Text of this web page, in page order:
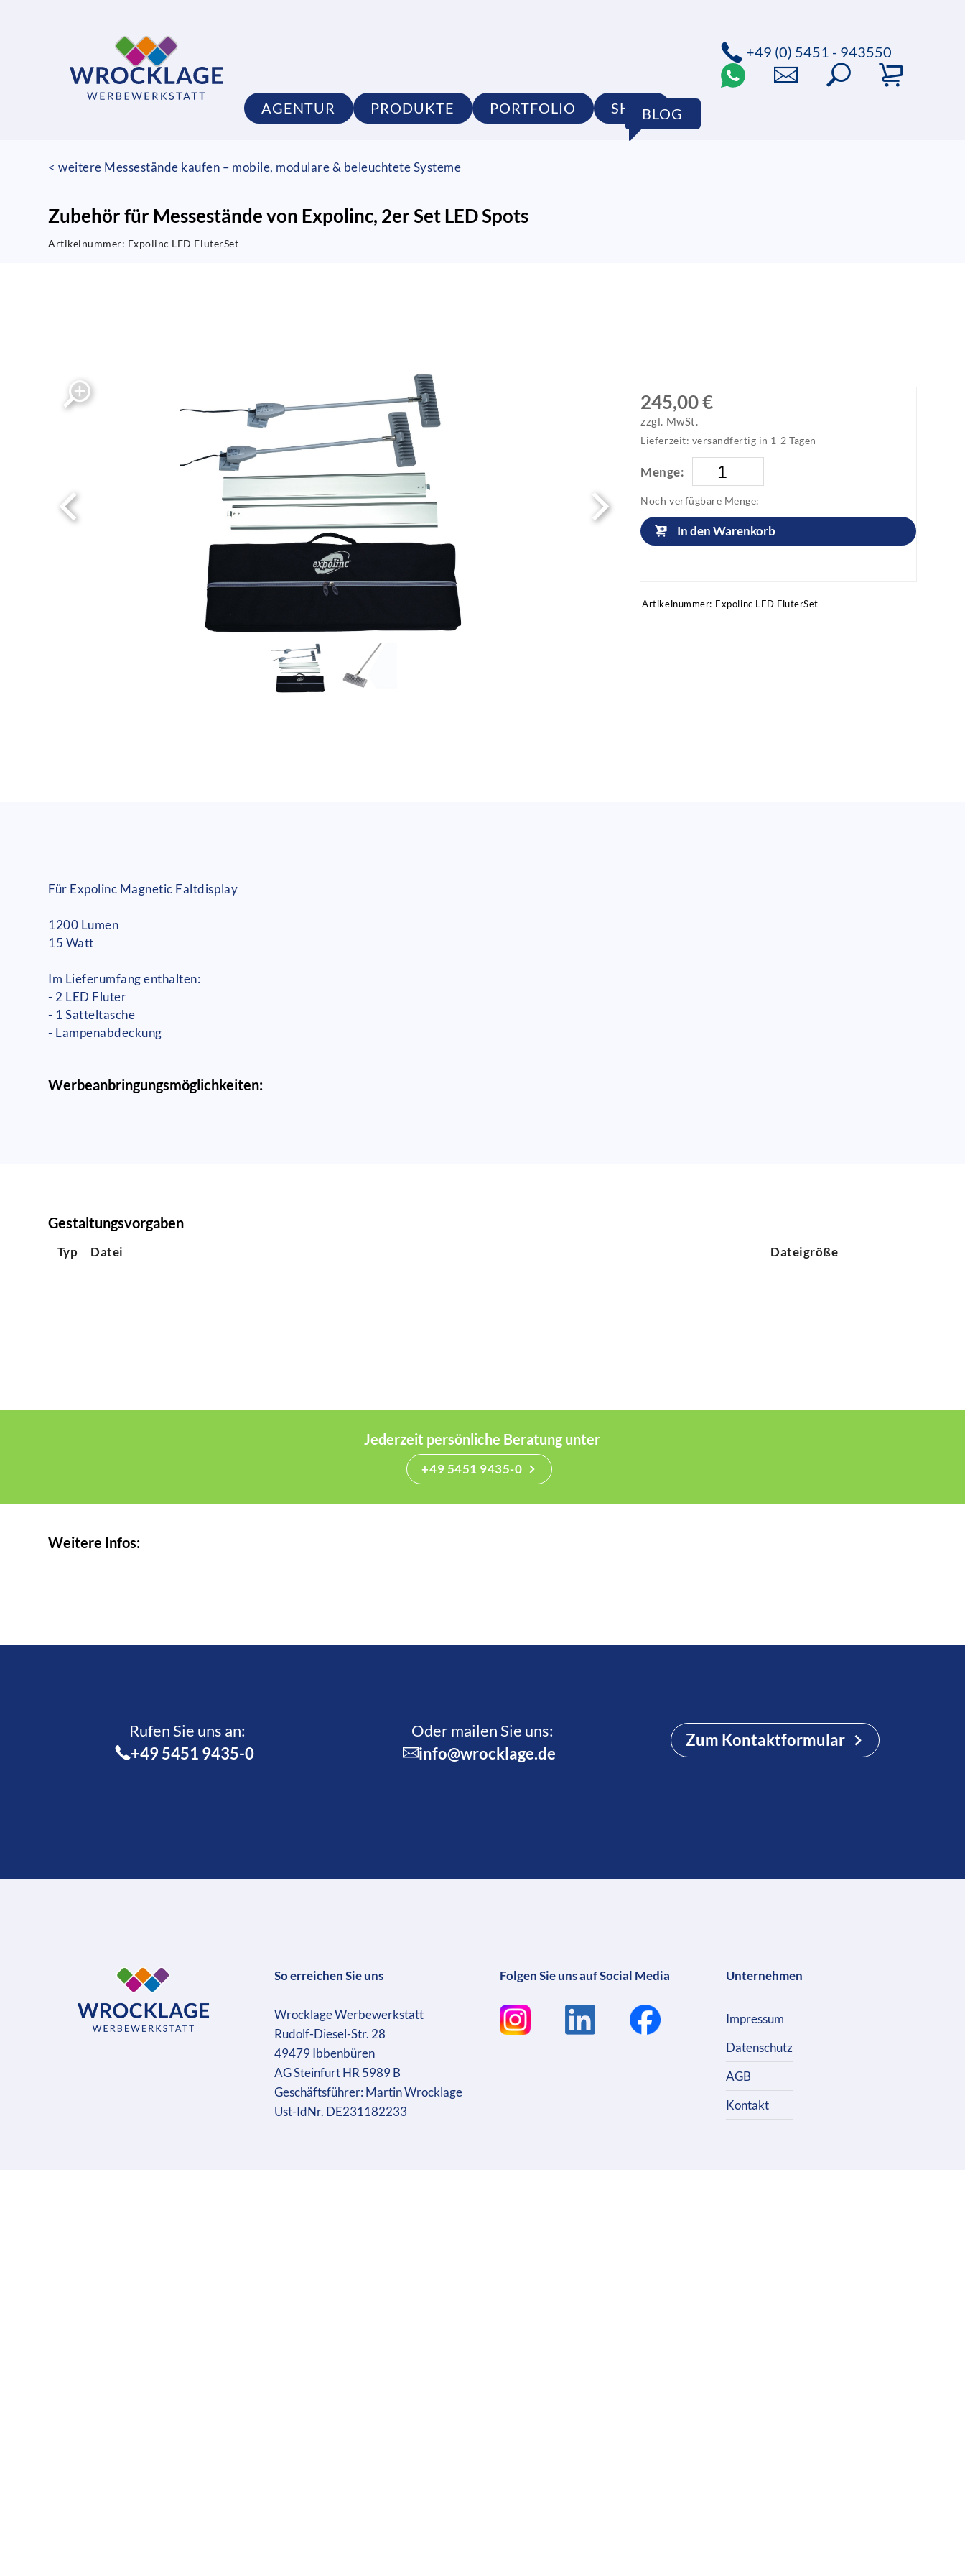
AGENTUR PRODUKTE PORTFOLIO SHOPBLOG
+49 (0) 5451 - 943550
< weitere Messestände kaufen – mobile, modulare & beleuchtete Systeme
Zubehör für Messestände von Expolinc, 2er Set LED Spots
Artikelnummer: Expolinc LED FluterSet
245,00 €
zzgl. MwSt.
Lieferzeit: versandfertig in 1-2 Tagen
Menge:
Noch verfügbare Menge:
In den Warenkorb
Artikelnummer: Expolinc LED FluterSet
Für Expolinc Magnetic Faltdisplay
1200 Lumen
15 Watt
Im Lieferumfang enthalten:
- 2 LED Fluter
- 1 Satteltasche
- Lampenabdeckung
Werbeanbringungsmöglichkeiten:
Gestaltungsvorgaben
Typ Datei Dateigröße
Jederzeit persönliche Beratung unter
+49 5451 9435-0
Weitere Infos:
Rufen Sie uns an:­
+49 5451 9435-0
Oder mailen Sie uns:
info@wrocklage.de
Zum Kontaktformular
So erreichen Sie uns
Wrocklage Werbewerkstatt
Rudolf-Diesel-Str. 28
49479 Ibbenbüren
AG Steinfurt HR 5989 B
Geschäftsführer: Martin Wrocklage
Ust-IdNr. DE231182233
Folgen Sie uns auf Social Media Unternehmen
Impressum
Datenschutz
AGB
Kontakt